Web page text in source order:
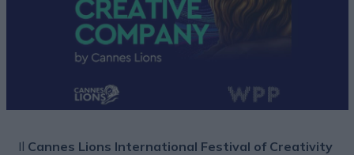
Il Cannes Lions International Festival of Creativity